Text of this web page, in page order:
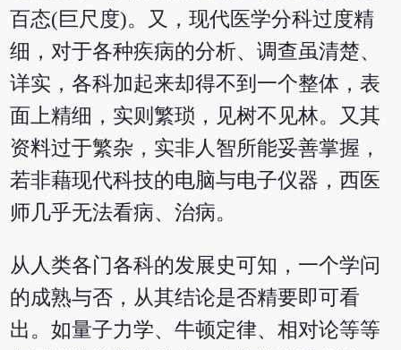
百态(巨尺度)。又，现代医学分科过度精
细，对于各种疾病的分析、调查虽清楚、
详实，各科加起来却得不到一个整体，表
面上精细，实则繁琐，见树不见林。又其
资料过于繁杂，实非人智所能妥善掌握，
若非藉现代科技的电脑与电子仪器，西医
师几乎无法看病、治病。
从人类各门各科的发展史可知，一个学问
的成熟与否，从其结论是否精要即可看
出。如量子力学、牛顿定律、相对论等等